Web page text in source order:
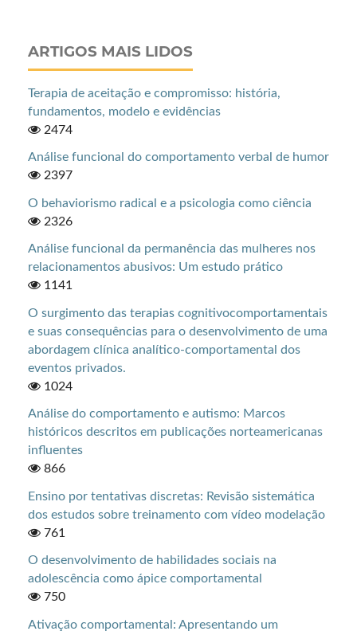
ARTIGOS MAIS LIDOS
Terapia de aceitação e compromisso: história,
fundamentos, modelo e evidências
2474
Análise funcional do comportamento verbal de humor
2397
O behaviorismo radical e a psicologia como ciência
2326
Análise funcional da permanência das mulheres nos
relacionamentos abusivos: Um estudo prático
1141
O surgimento das terapias cognitivocomportamentais
e suas consequências para o desenvolvimento de uma
abordagem clínica analítico-comportamental dos
eventos privados.
1024
Análise do comportamento e autismo: Marcos
históricos descritos em publicações norteamericanas
influentes
866
Ensino por tentativas discretas: Revisão sistemática
dos estudos sobre treinamento com vídeo modelação
761
O desenvolvimento de habilidades sociais na
adolescência como ápice comportamental
750
Ativação comportamental: Apresentando um